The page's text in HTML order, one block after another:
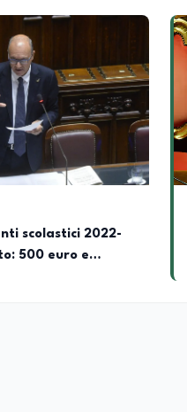
scolastici 2022-
500 euro e